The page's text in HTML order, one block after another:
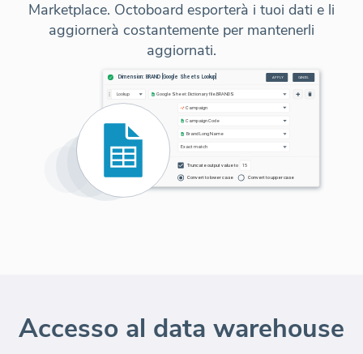
Marketplace. Octoboard esporterà i tuoi dati e li
aggiornerà costantemente per mantenerli
aggiornati.
Accesso al data warehouse